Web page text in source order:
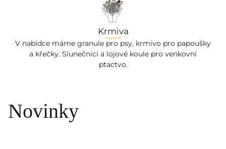
Krmiva
V nabídce máme granule pro psy, krmivo pro papoušky
a křečky. Slunečnici a lojové koule pro venkovní
ptactvo.
Novinky